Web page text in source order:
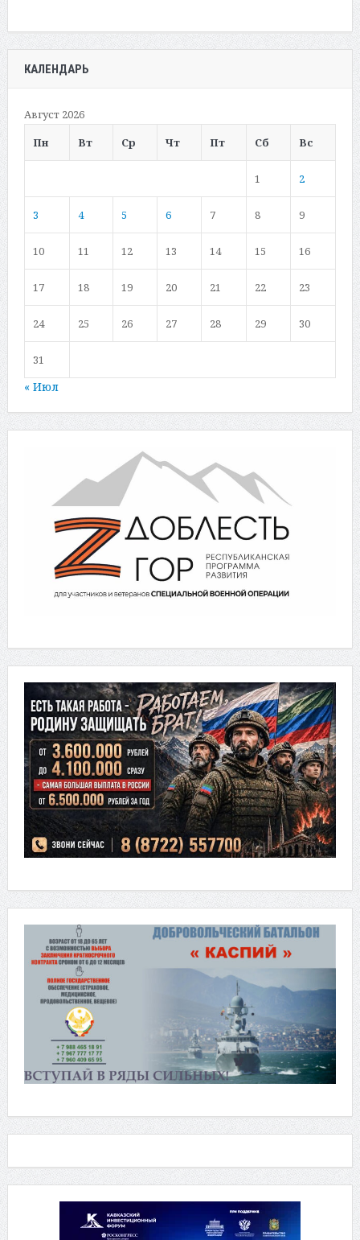
КАЛЕНДАРЬ
Август 2026
Пн
Вт Ср Чт Пт Сб Вс
1 2
3 4 5 6 7 8 9
10 11 12 13 14 15 16
17 18 19 20 21 22 23
24 25 26 27 28 29 30
31
« Июл